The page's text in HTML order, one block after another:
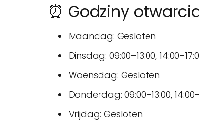
⏰ Godziny
Maandag: Gesloten
Dinsdag: 09:00–13:00,
Woensdag: Gesloten
Donderdag: 09:00–13:00,
Vrijdag: Gesloten